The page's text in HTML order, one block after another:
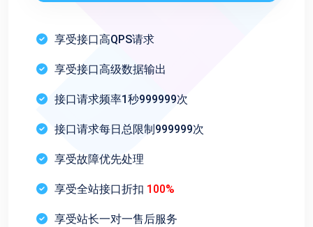
享受接口高QPS请求
享受接口高级数据输出
接口请求频率1秒999999次
接口请求每日总限制999999次
享受故障优先处理
享受全站接口折扣 100%
享受站长一对一售后服务